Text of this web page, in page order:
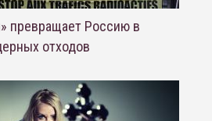
превращает Россию в
отходов